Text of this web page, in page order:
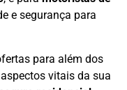
e segurança para
para além dos
vitais da sua